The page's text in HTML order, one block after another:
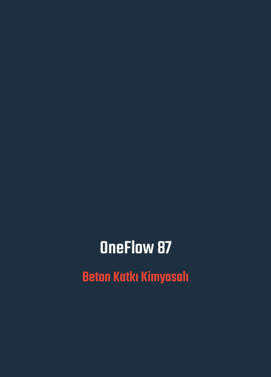
OneFlow 87
Beton Katkı Kimyasalı